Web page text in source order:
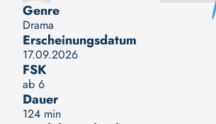
Genre
Drama
Erscheinungsdatum
17.09.2026
FSK
ab 6
Dauer
124 min